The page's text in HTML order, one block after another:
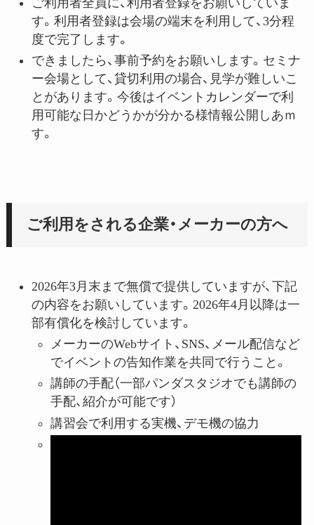
す。利用者登録は会場の端末を利用して、3分程
度で完了します。
できましたら、事前予約をお願いします。セミナ
ー会場として、貸切利用の場合、見学が難しいこ
とがあります。今後はイベントカレンダーで利
用可能な日かどうかが分かる様情報公開しあｍ
す。
ご利用をされる企業・メーカーの方へ
2026年3月末まで無償で提供していますが、下記
の内容をお願いしています。2026年4月以降は一
部有償化を検討しています。
メーカーのWebサイト、SNS、メール配信など
でイベントの告知作業を共同で行うこと。
講師の手配（一部パンダスタジオでも講師の
手配、紹介が可能です）
講習会で利用する実機、デモ機の協力